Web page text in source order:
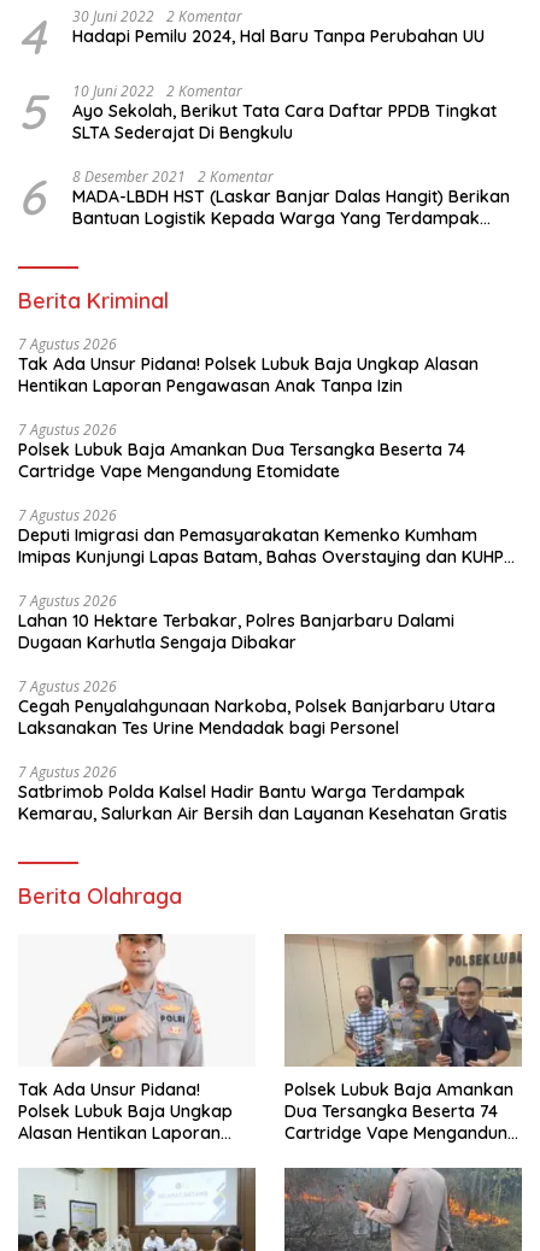
4 30 Juni 2022 2 Komentar
Hadapi Pemilu 2024, Hal Baru Tanpa Perubahan UU
5 10 Juni 2022 2 Komentar
Ayo Sekolah, Berikut Tata Cara Daftar PPDB Tingkat
SLTA Sederajat Di Bengkulu
6 8 Desember 2021 2 Komentar
MADA-LBDH HST (Laskar Banjar Dalas Hangit) Berikan
Bantuan Logistik Kepada Warga Yang Terdampak
Berita Kriminal
7 Agustus 2026
Tak Ada Unsur Pidana! Polsek Lubuk Baja Ungkap Alasan
Hentikan Laporan Pengawasan Anak Tanpa Izin
7 Agustus 2026
Polsek Lubuk Baja Amankan Dua Tersangka Beserta 74
Cartridge Vape Mengandung Etomidate
7 Agustus 2026
Deputi Imigrasi dan Pemasyarakatan Kemenko Kumham
Imipas Kunjungi Lapas Batam, Bahas Overstaying dan KUHP
7 Agustus 2026
Lahan 10 Hektare Terbakar, Polres Banjarbaru Dalami
Dugaan Karhutla Sengaja Dibakar
7 Agustus 2026
Cegah Penyalahgunaan Narkoba, Polsek Banjarbaru Utara
Laksanakan Tes Urine Mendadak bagi Personel
7 Agustus 2026
Satbrimob Polda Kalsel Hadir Bantu Warga Terdampak
Kemarau, Salurkan Air Bersih dan Layanan Kesehatan Gratis
Berita Olahraga
Tak Ada Unsur Pidana!
Polsek Lubuk Baja Ungkap
Alasan Hentikan Laporan
Polsek Lubuk Baja Amankan
Dua Tersangka Beserta 74
Cartridge Vape Mengandung